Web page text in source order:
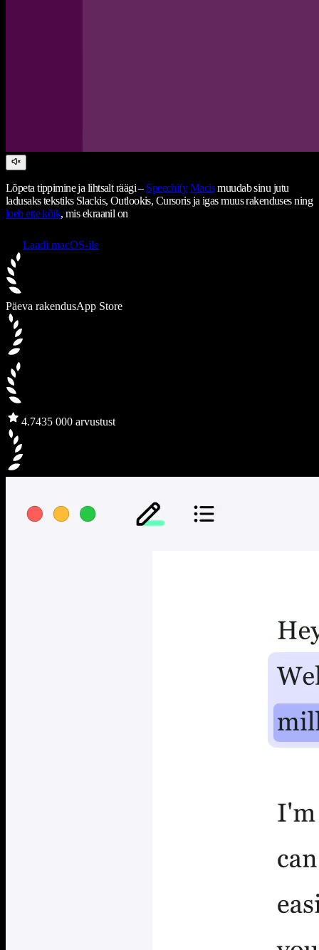
Lõpeta tippimine ja lihtsalt räägi – Speechify Macismuudab sinu jutu
ladusaks tekstiks Slackis, Outlookis, Cursoris ja igas muus rakenduses ning
loeb ette kõik, mis ekraanil on
Laadi macOS-ile
Päeva rakendusApp Store
4.7435 000 arvustust